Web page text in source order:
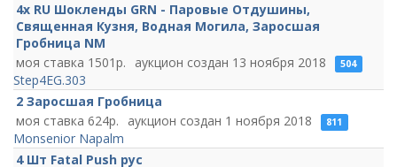
4x RU Шокленды GRN - Паровые Отдушины,
Священная Кузня, Водная Могила, Заросшая
Гробница NM
1501
13 ноября 2018 504
Step4EG.303
2 Заросшая Гробница
624
1 ноября 2018 811
Monsenior Napalm
4 Шт Fatal Push рус